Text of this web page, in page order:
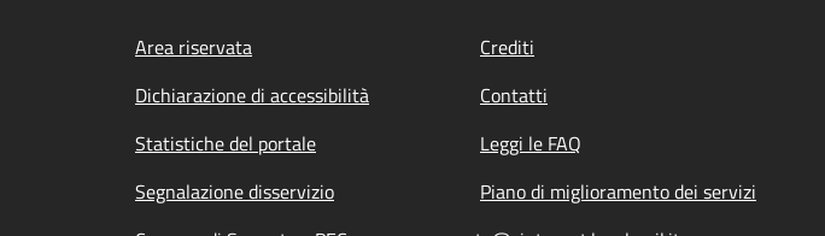
Footer menu
Area riservata Crediti
Dichiarazione di accessibilità
Contatti
Statistiche del portale
Leggi le FAQ
Segnalazione disservizio
Piano di miglioramento dei servizi